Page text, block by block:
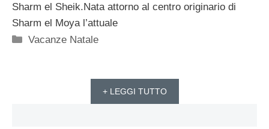
Sharm el Sheik.Nata attorno al centro originario di
Sharm el Moya l’attuale
Categorie
Vacanze Natale
+ LEGGI TUTTO